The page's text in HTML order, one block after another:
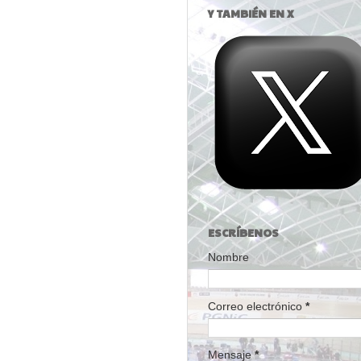
Y TAMBIÉN EN X
ESCRÍBENOS
Nombre
Correo electrónico *
Mensaje*